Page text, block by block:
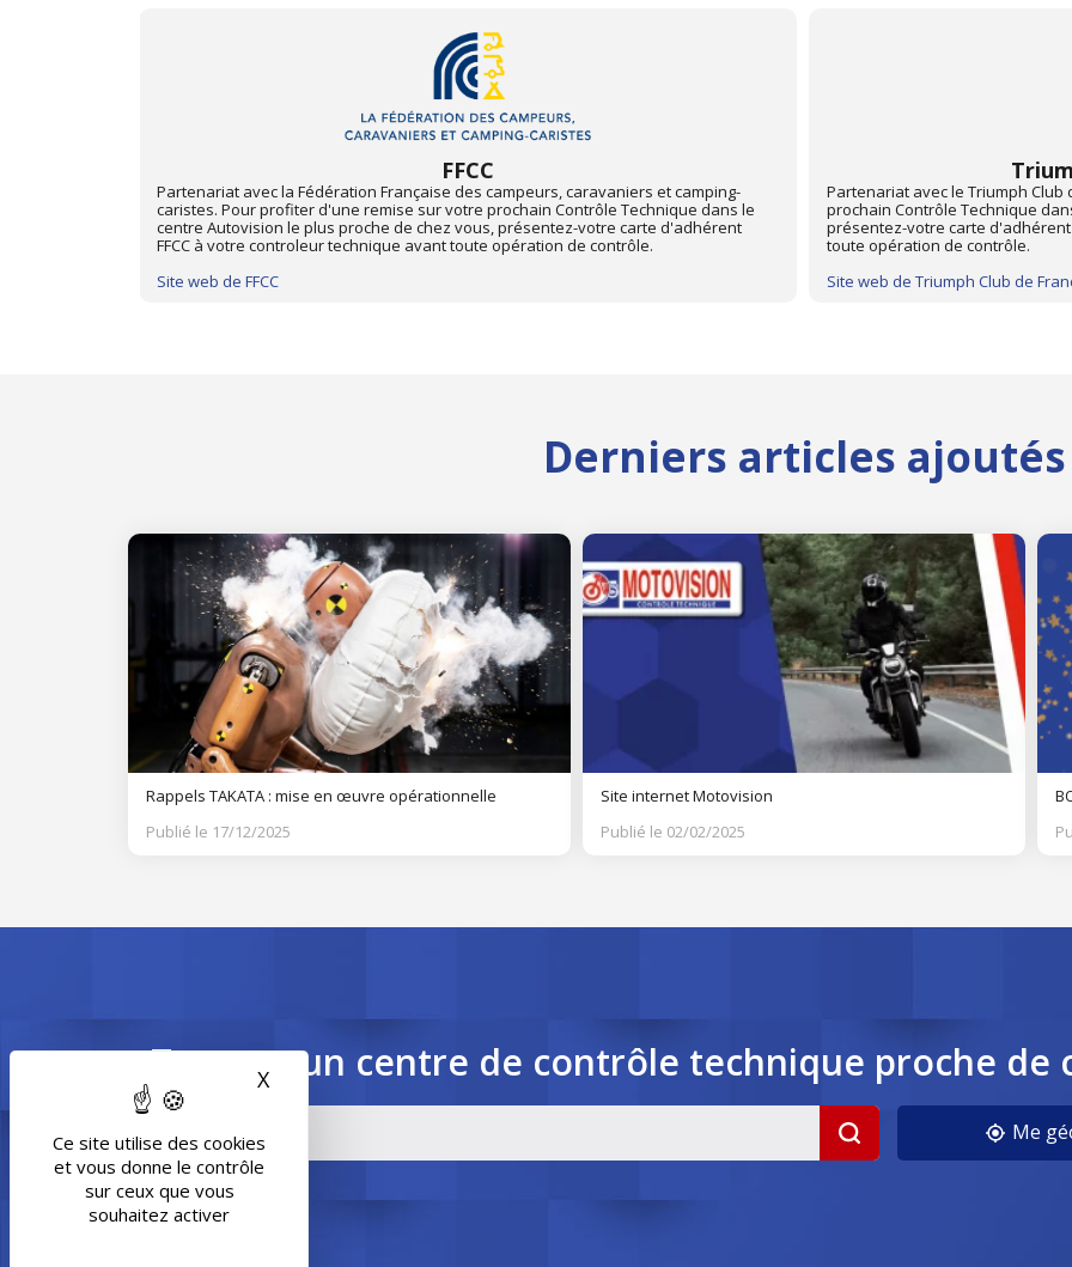
Ce site utilise des cookies
et vous donne le contrôle
sur ceux que vous
souhaitez activer
X Masquer le bandeau des cookies
Triumph Club de France
Partenariat avec le Triumph Club de France. Pour profiter d'une remise sur votre
prochain Contrôle Technique dans le centre Autovision le plus proche de chez vous,
présentez-votre carte d'adhérent Triumph Club à votre controleur technique avant
toute opération de contrôle.
Site web de Triumph Club de France
Partenariat avec la Fédération
caristes. Pour profiter d'une
centre Autovision le plus proche
FFCC à votre controleur
Site web de FFCC
Derniers articles ajoutés
Rappels TAKATA : mise en œuvre opérationnelle
Publié le 17/12/2025
Site internet Motovision
Publié le 02/02/2025
Trouvez un centre de contrôle technique proche de
Me